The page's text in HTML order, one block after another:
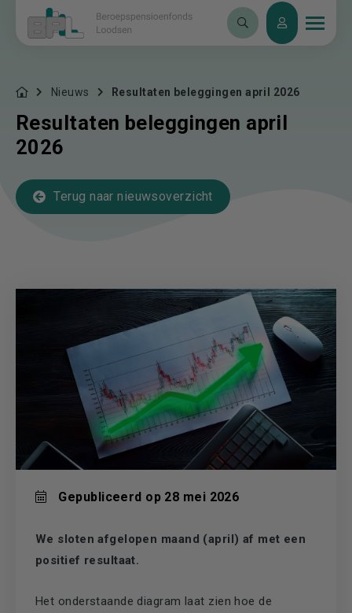
Nieuws Resultaten beleggingen april 2026
Resultaten beleggingen april
2026
Terug naar nieuwsoverzicht
Gepubliceerd op 28 mei 2026
We sloten afgelopen maand (april) af met een
positief resultaat.
Het onderstaande diagram laat zien hoe de